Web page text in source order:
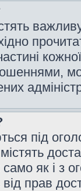
під
само як і
прав